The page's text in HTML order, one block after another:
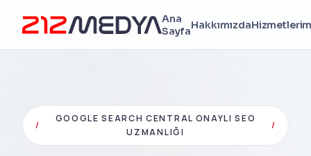
Ana
SayfaHakkımızda
/
GOOGLE SEARCH CENTRAL ONAYLI SEO
UZMANLIĞI
/